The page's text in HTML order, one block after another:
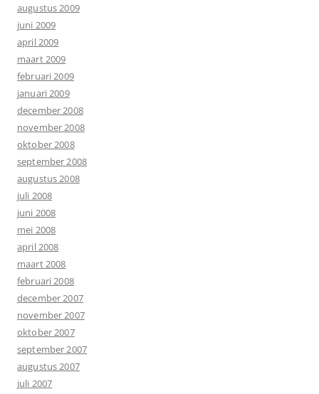
augustus 2009
juni 2009
april 2009
maart 2009
februari 2009
januari 2009
december 2008
november 2008
oktober 2008
september 2008
augustus 2008
juli 2008
juni 2008
mei 2008
april 2008
maart 2008
februari 2008
december 2007
november 2007
oktober 2007
september 2007
augustus 2007
juli 2007